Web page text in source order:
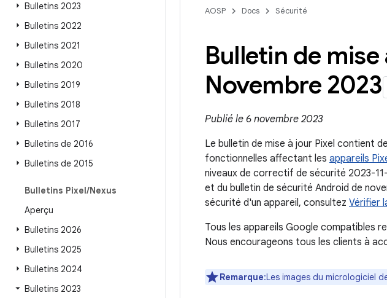
Bulletins 2023
Bulletins 2022
Bulletins 2021
Bulletins 2020
Bulletins 2019
Bulletins 2018
Bulletins 2017
Bulletins de 2016
Bulletins de 2015
Bulletins Pixel/Nexus
Aperçu
Bulletins 2026
Bulletins 2025
Bulletins 2024
Bulletins 2023
AOSP Docs Sécurité
Bulletin de mise
Novembre 2023
Publié le 6 novembre 2023
Le bulletin de mise à jour Pixel contient
fonctionnelles affectant les appareils
niveaux de correctif de sécurité 2023-
et du bulletin de sécurité Android de
sécurité d'un appareil, consultez Vérifier
Tous les appareils Google compatibles
Nous encourageons tous les clients à
Remarque:Les images du micrologiciel